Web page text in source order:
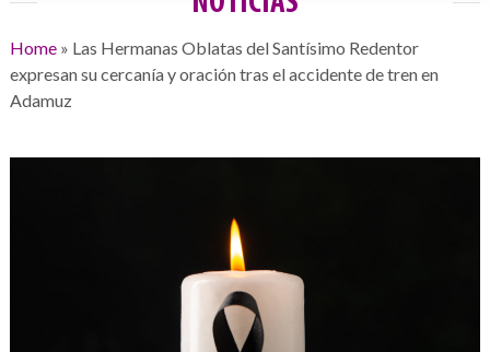
Home» Las Hermanas Oblatas del Santísimo Redentor
expresan su cercanía y oración tras el accidente de tren en
Adamuz